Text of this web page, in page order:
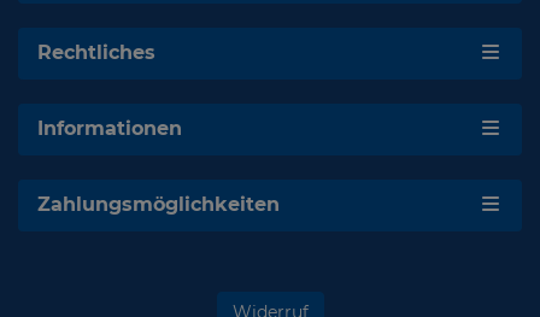
Rechtliches
Informationen
Zahlungsmöglichkeiten
Widerruf